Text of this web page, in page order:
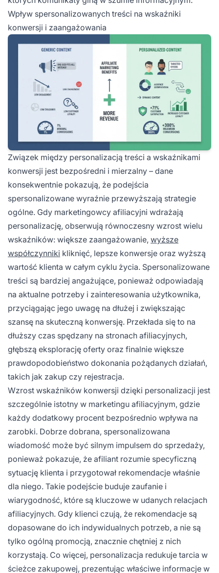
Wpływ spersonalizowanych treści na wskaźniki
konwersji i zaangażowania
Związek między personalizacją treści a wskaźnikami
konwersji jest bezpośredni i mierzalny – dane
konsekwentnie pokazują, że podejścia
spersonalizowane wyraźnie przewyższają strategie
ogólne. Gdy marketingowcy afiliacyjni wdrażają
personalizację, obserwują równoczesny wzrost wielu
wskaźników: większe zaangażowanie, wyższe
współczynniki kliknięć, lepsze konwersje oraz wyższą
wartość klienta w całym cyklu życia. Spersonalizowane
treści są bardziej angażujące, ponieważ odpowiadają
na aktualne potrzeby i zainteresowania użytkownika,
przyciągając jego uwagę na dłużej i zwiększając
szansę na skuteczną konwersję. Przekłada się to na
dłuższy czas spędzany na stronach afiliacyjnych,
głębszą eksplorację oferty oraz finalnie większe
prawdopodobieństwo dokonania pożądanych działań,
takich jak zakup czy rejestracja.
Wzrost wskaźników konwersji dzięki personalizacji jest
szczególnie istotny w marketingu afiliacyjnym, gdzie
każdy dodatkowy procent bezpośrednio wpływa na
zarobki. Dobrze dobrana, spersonalizowana
wiadomość może być silnym impulsem do sprzedaży,
ponieważ pokazuje, że afiliant rozumie specyficzną
sytuację klienta i przygotował rekomendacje właśnie
dla niego. Takie podejście buduje zaufanie i
wiarygodność, które są kluczowe w udanych relacjach
afiliacyjnych. Gdy klienci czują, że rekomendacje są
dopasowane do ich indywidualnych potrzeb, a nie są
tylko ogólną promocją, znacznie chętniej z nich
korzystają. Co więcej, personalizacja redukuje tarcia w
ścieżce zakupowej, prezentując właściwe informacje w